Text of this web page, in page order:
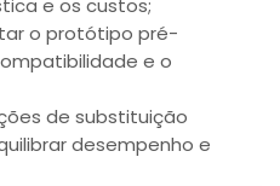
o protótipo pré-
e o
de substituição
desempenho e